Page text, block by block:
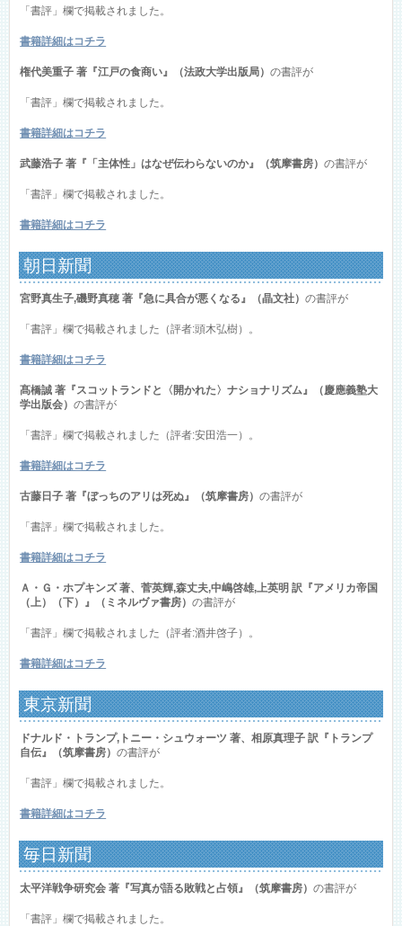
「書評」欄で掲載されました。
書籍詳細はコチラ
権代美重子 著『江戸の食商い』（法政大学出版局）の書評が
「書評」欄で掲載されました。
書籍詳細はコチラ
武藤浩子 著『「主体性」はなぜ伝わらないのか』（筑摩書房）の書評が
「書評」欄で掲載されました。
書籍詳細はコチラ
朝日新聞
宮野真生子,磯野真穂 著『急に具合が悪くなる』（晶文社）の書評が
「書評」欄で掲載されました（評者:頭木弘樹）。
書籍詳細はコチラ
髙橋誠 著『スコットランドと〈開かれた〉ナショナリズム』（慶應義塾大
学出版会）の書評が
「書評」欄で掲載されました（評者:安田浩一）。
書籍詳細はコチラ
古藤日子 著『ぼっちのアリは死ぬ』（筑摩書房）の書評が
「書評」欄で掲載されました。
書籍詳細はコチラ
Ａ・Ｇ・ホプキンズ 著、菅英輝,森丈夫,中嶋啓雄,上英明 訳『アメリカ帝国
（上）（下）』（ミネルヴァ書房）の書評が
「書評」欄で掲載されました（評者:酒井啓子）。
書籍詳細はコチラ
東京新聞
ドナルド・トランプ,トニー・シュウォーツ 著、相原真理子 訳『トランプ
自伝』（筑摩書房）の書評が
「書評」欄で掲載されました。
書籍詳細はコチラ
毎日新聞
太平洋戦争研究会 著『写真が語る敗戦と占領』（筑摩書房）の書評が
「書評」欄で掲載されました。